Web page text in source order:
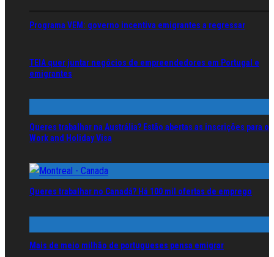
Programa VEM: governo incentiva emigrantes a regressar
TEIA quer juntar negócios de empreendedores em Portugal e
emigrantes
Queres trabalhar na Austrália? Estão abertas as inscrições para o
Work and Holiday Visa
Queres trabalhar no Canadá? Há 100 mil ofertas de emprego
Mais de meio milhão de portugueses pensa emigrar